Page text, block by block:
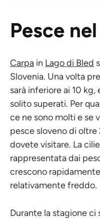
Pesce
Carpa in Lago di Bled
Slovenia. Una volta
sarà inferiore ai 10 kg,
solito superati. Per
ce ne sono molti e se
pesce sloveno di
dovete visitare. La
rappresentata dai
crescono
relativamente freddo.
Durante la stagione